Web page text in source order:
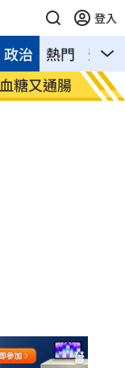
登入
熱門 影音
政治
120萬交
引退
碼